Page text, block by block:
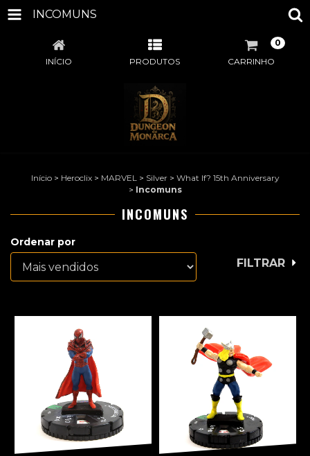
INCOMUNS
INÍCIO PRODUTOS CARRINHO
0
Início > Heroclix > MARVEL > Silver > What If? 15th Anniversary
> Incomuns
INCOMUNS
Ordenar por
FILTRAR